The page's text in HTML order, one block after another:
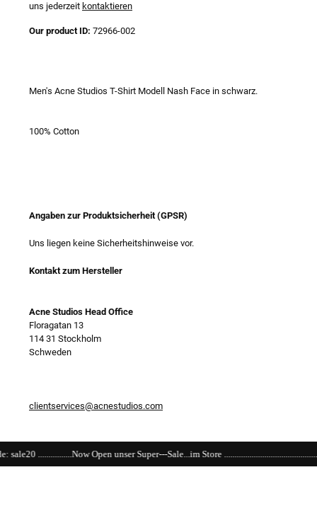
uns jederzeit kontaktieren
Our product ID: 72966-002
Men's Acne Studios T-Shirt Modell Nash Face in schwarz.
100% Cotton
Angaben zur Produktsicherheit (GPSR)
Uns liegen keine Sicherheitshinweise vor.
Kontakt zum Hersteller
Acne Studios Head Office
Floragatan 13
114 31 Stockholm
Schweden
clientservices@acnestudios.com
Open unser Super---Sale...im Store